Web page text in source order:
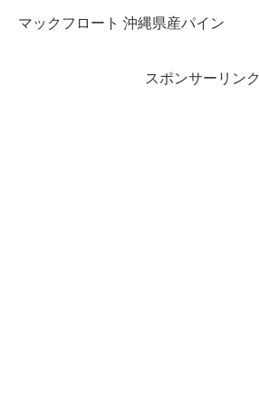
マックフロート 沖縄県産パイン
スポンサーリンク